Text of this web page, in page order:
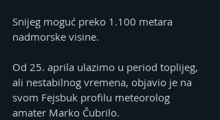
Snijeg moguć preko 1.100 metara
nadmorske visine.
Od 25. aprila ulazimo u period toplijeg,
ali nestabilnog vremena, objavio je na
svom Fejsbuk profilu meteorolog
amater Marko Čubrilo.